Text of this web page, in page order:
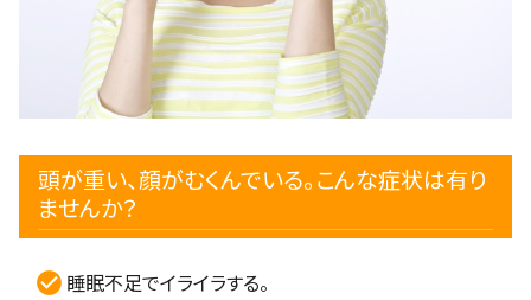
頭が重い、顔がむくんでいる。こんな症状は有り
ませんか？
睡眠不足でイライラする。